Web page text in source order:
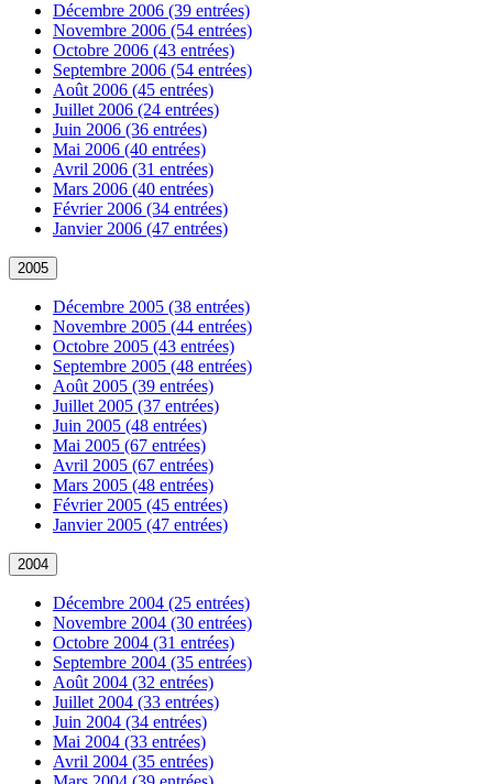
Décembre 2006 (39 entrées)
Novembre 2006 (54 entrées)
Octobre 2006 (43 entrées)
Septembre 2006 (54 entrées)
Août 2006 (45 entrées)
Juillet 2006 (24 entrées)
Juin 2006 (36 entrées)
Mai 2006 (40 entrées)
Avril 2006 (31 entrées)
Mars 2006 (40 entrées)
Février 2006 (34 entrées)
Janvier 2006 (47 entrées)
2005
Décembre 2005 (38 entrées)
Novembre 2005 (44 entrées)
Octobre 2005 (43 entrées)
Septembre 2005 (48 entrées)
Août 2005 (39 entrées)
Juillet 2005 (37 entrées)
Juin 2005 (48 entrées)
Mai 2005 (67 entrées)
Avril 2005 (67 entrées)
Mars 2005 (48 entrées)
Février 2005 (45 entrées)
Janvier 2005 (47 entrées)
2004
Décembre 2004 (25 entrées)
Novembre 2004 (30 entrées)
Octobre 2004 (31 entrées)
Septembre 2004 (35 entrées)
Août 2004 (32 entrées)
Juillet 2004 (33 entrées)
Juin 2004 (34 entrées)
Mai 2004 (33 entrées)
Avril 2004 (35 entrées)